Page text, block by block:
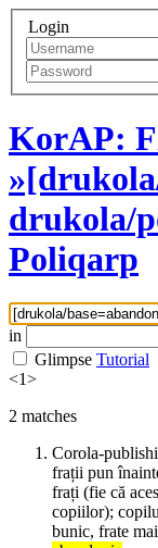
Login
KorAP:
drukola/
Poliqarp
in
Glimpse Tutorial
<1>
2 matches
Corola-
frații pun
frați (fie că
copiilor);
bunic, frate